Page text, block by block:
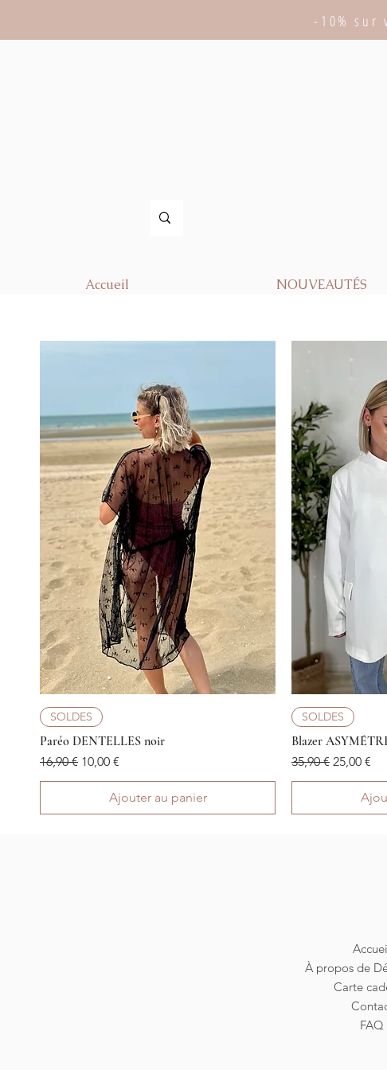
-10% sur
Accueil NOUVEAUTÉS
SOLDES
Paréo DENTELLES noir
Prix original
16,90 € Prix promotionnel
10,00 €
Ajouter au panier
SOLDES
Blazer
Prix original
35,90 € Prix
25,00 €
À propos de
Carte
FAQ